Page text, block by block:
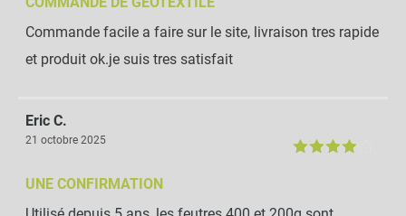
Commande facile a faire sur le site, livraison tres rapide
et produit ok.je suis tres satisfait
Eric C.
21 octobre 2025
UNE CONFIRMATION